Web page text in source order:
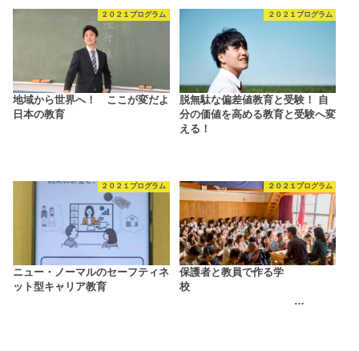
２０２１プログラム
地域から世界へ！ ここが変だよ
日本の教育
２０２１プログラム
脱無駄な偏差値教育と受験！ 自
分の価値を高める教育と受験へ変
える！
２０２１プログラム
ニュー・ノーマルのセーフティネ
ット型キャリア教育
２０２１プログラム
保護者と教員で作る学
校
…